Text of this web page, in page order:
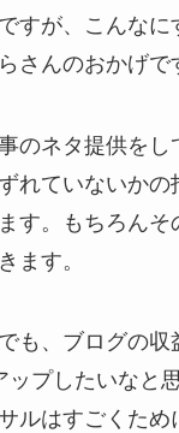
すが、こんなに
さんのおかげで
のネタ提供をし
れていないかの
す。もちろんそ
ます。
も、ブログの収
ップしたいなと
ルはすごくため